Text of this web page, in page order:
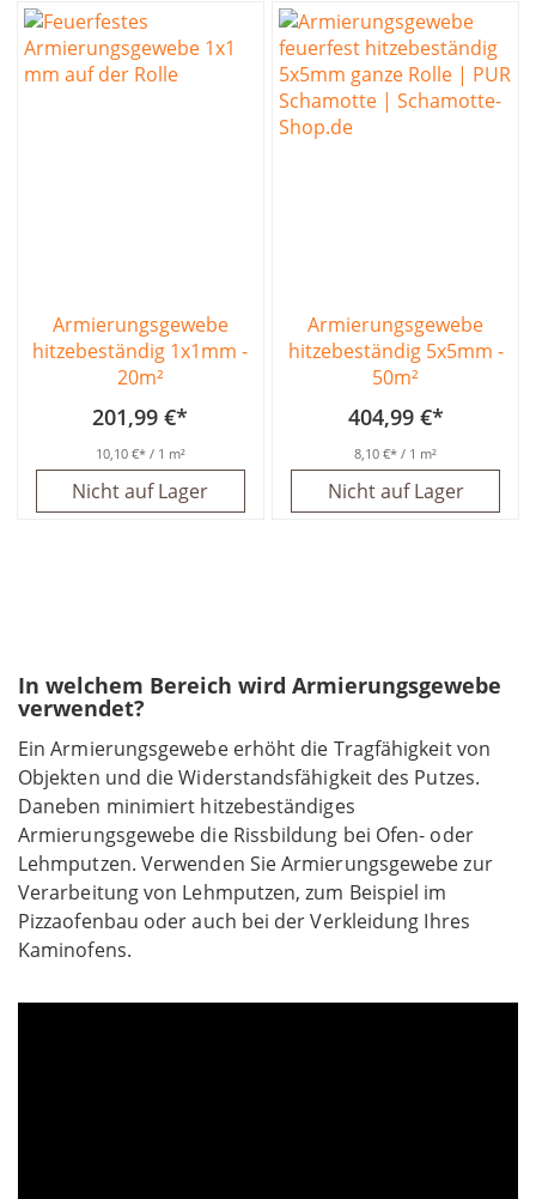
Armierungsgewebe
hitzebeständig 1x1mm -
20m²
201,99 €
10,10 € / 1 m²
Nicht auf Lager
Armierungsgewebe
hitzebeständig 5x5mm -
50m²
404,99 €
8,10 € / 1 m²
Nicht auf Lager
In welchem Bereich wird Armierungsgewebe
verwendet?
Ein Armierungsgewebe erhöht die Tragfähigkeit von
Objekten und die Widerstandsfähigkeit des Putzes.
Daneben minimiert hitzebeständiges
Armierungsgewebe die Rissbildung bei Ofen- oder
Lehmputzen. Verwenden Sie Armierungsgewebe zur
Verarbeitung von Lehmputzen, zum Beispiel im
Pizzaofenbau oder auch bei der Verkleidung Ihres
Kaminofens.